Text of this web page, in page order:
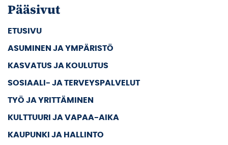
Pääsivut
ETUSIVU
ASUMINEN JA YMPÄRISTÖ
KASVATUS JA KOULUTUS
SOSIAALI- JA TERVEYSPALVELUT
TYÖ JA YRITTÄMINEN
KULTTUURI JA VAPAA-AIKA
KAUPUNKI JA HALLINTO